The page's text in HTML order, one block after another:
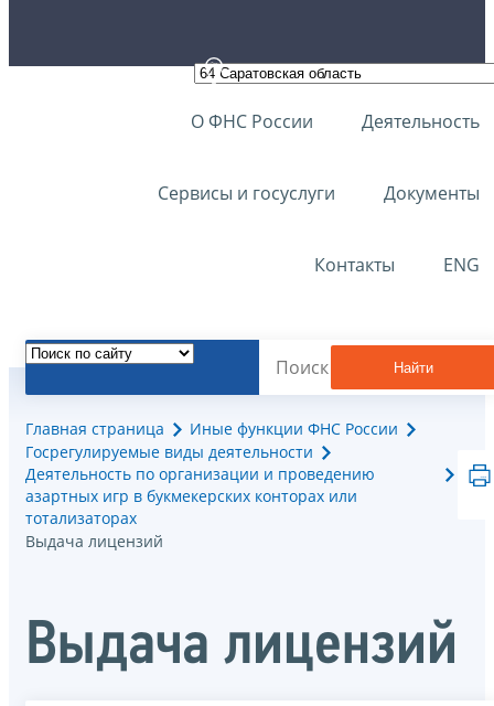
О ФНС России Деятельность
Сервисы и госуслуги Документы
Контакты ENG
Найти
Главная страница
Иные функции ФНС России
Госрегулируемые виды деятельности
Деятельноcть по организации и проведению
азартных игр в букмекерских конторах или
тотализаторах
Выдача лицензий
Выдача лицензий